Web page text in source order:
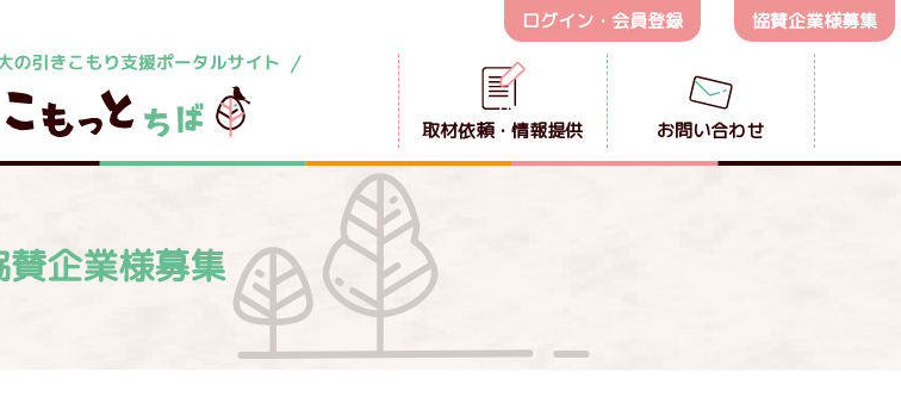
ログイン・会員登録 協賛企業様募集
取材依頼・情報提供 お問い合わせ
賛企業様募集